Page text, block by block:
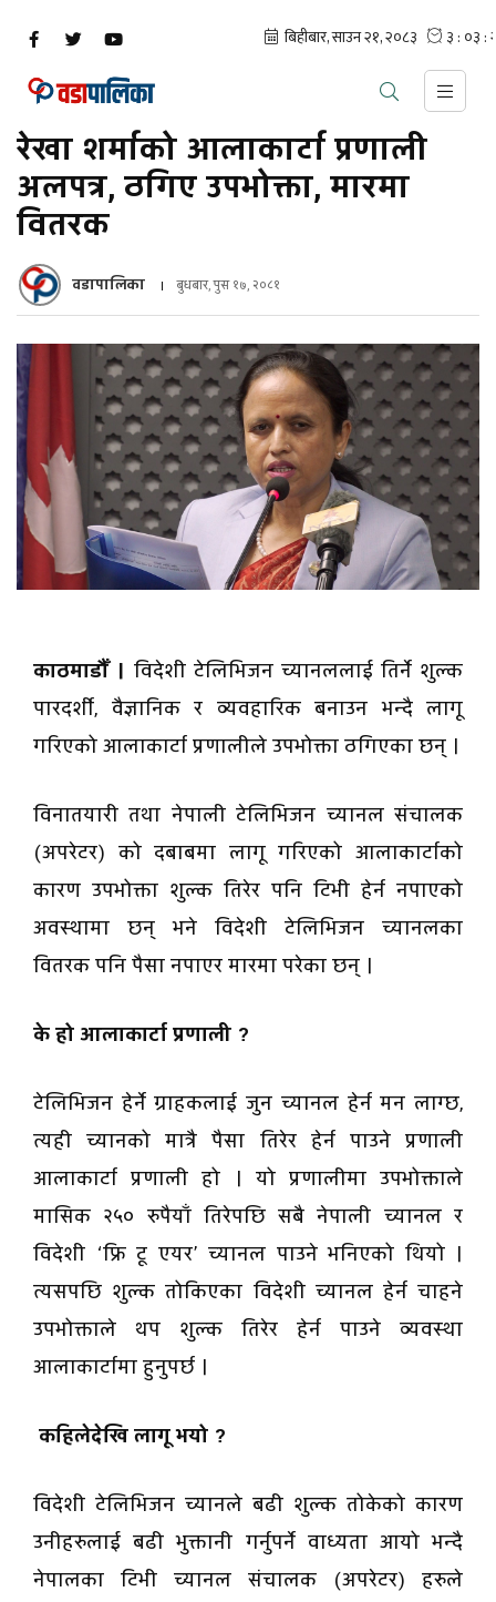
रेखा शर्माको आलाकार्टा प्रणाली
अलपत्र, ठगिए उपभोक्ता, मारमा
वितरक
वडापालिका बुधबार, पुस १७, २०८१
काठमाडौँ । विदेशी टेलिभिजन च्यानललाई तिर्ने शुल्क
पारदर्शी, वैज्ञानिक र व्यवहारिक बनाउन भन्दै लागू
गरिएको आलाकार्टा प्रणालीले उपभोक्ता ठगिएका छन् ।
विनातयारी तथा नेपाली टेलिभिजन च्यानल संचालक
(अपरेटर) को दबाबमा लागू गरिएको आलाकार्टाको
कारण उपभोक्ता शुल्क तिरेर पनि टिभी हेर्न नपाएको
अवस्थामा छन् भने विदेशी टेलिभिजन च्यानलका
वितरक पनि पैसा नपाएर मारमा परेका छन् ।
के हो आलाकार्टा प्रणाली ?
टेलिभिजन हेर्ने ग्राहकलाई जुन च्यानल हेर्न मन लाग्छ,
त्यही च्यानको मात्रै पैसा तिरेर हेर्न पाउने प्रणाली
आलाकार्टा प्रणाली हो । यो प्रणालीमा उपभोक्ताले
मासिक २५० रुपैयाँ तिरेपछि सबै नेपाली च्यानल र
विदेशी ‘फ्रि टू एयर’ च्यानल पाउने भनिएको थियो ।
त्यसपछि शुल्क तोकिएका विदेशी च्यानल हेर्न चाहने
उपभोक्ताले थप शुल्क तिरेर हेर्न पाउने व्यवस्था
आलाकार्टामा हुनुपर्छ ।
कहिलेदेखि लागू भयो ?
विदेशी टेलिभिजन च्यानले बढी शुल्क तोकेको कारण
उनीहरुलाई बढी भुक्तानी गर्नुपर्ने वाध्यता आयो भन्दै
नेपालका टिभी च्यानल संचालक (अपरेटर) हरुले